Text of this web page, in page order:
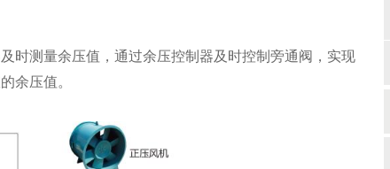
时测量余压值，通过余压控制器及时控制旁通阀，实现
余压值。